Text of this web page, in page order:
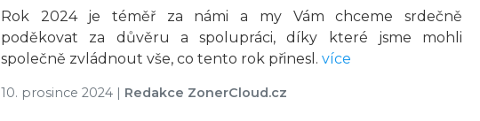
Rok 2024 je téměř za námi a my Vám chceme srdečně
poděkovat za důvěru a spolupráci, díky které jsme mohli
společně zvládnout vše, co tento rok přinesl. více
10. prosince 2024 | Redakce ZonerCloud.cz